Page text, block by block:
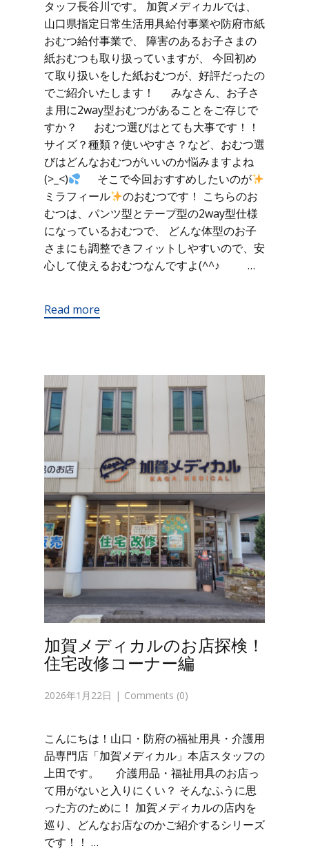
タッフ長谷川です。 加賀メディカルでは、
山口県指定日常生活用具給付事業や防府市紙
おむつ給付事業で、 障害のあるお子さまの
紙おむつも取り扱っていますが、 今回初め
て取り扱いをした紙おむつが、好評だったの
でご紹介いたします！ みなさん、お子さ
ま用に2way型おむつがあることをご存じで
すか？ おむつ選びはとても大事です！！
サイズ？種類？使いやすさ？など、おむつ選
びはどんなおむつがいいのか悩みますよね
(>_<)
そこで今回おすすめしたいのが
ミラフィール
のおむつです！ こちらのお
むつは、パンツ型とテープ型の2way型仕様
になっているおむつで、 どんな体型のお子
さまにも調整できフィットしやすいので、安
心して使えるおむつなんですよ(^^♪ …
Read more
加賀メディカルのお店探検！
住宅改修コーナー編
2026年1月22日 Comments (0)
こんにちは！山口・防府の福祉用具・介護用
品専門店「加賀メディカル」本店スタッフの
上田です。 介護用品・福祉用具のお店っ
て用がないと入りにくい？ そんなふうに思
った方のために！ 加賀メディカルの店内を
巡り、どんなお店なのかご紹介するシリーズ
です！！ …